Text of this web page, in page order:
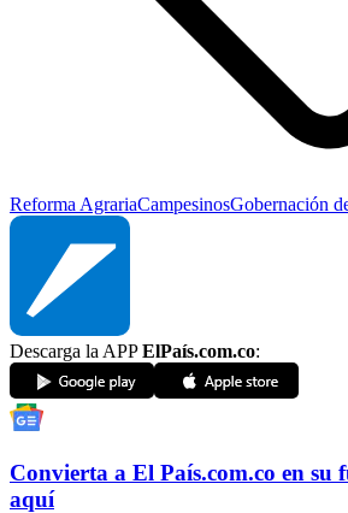
Reforma AgrariaCampesinosGobernación
Descarga la APPElPaís.com.co:
Convierta a El País.com.co en su
aquí